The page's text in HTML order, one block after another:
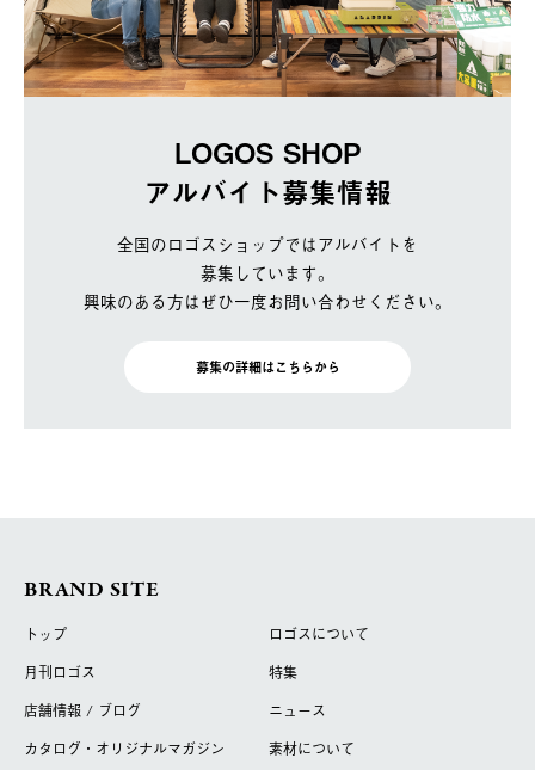
LOGOS SHOP
アルバイト募集情報
全国のロゴスショップではアルバイトを
募集しています。
興味のある方はぜひ一度お問い合わせください。
募集の詳細はこちらから
BRAND SITE
トップ
ロゴスについて
月刊ロゴス
特集
店舗情報 / ブログ
ニュース
カタログ・オリジナルマガジン
素材について